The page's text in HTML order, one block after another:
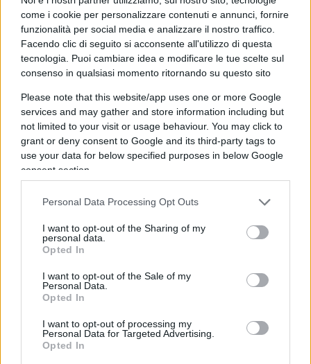
come i cookie per personalizzare contenuti e annunci, fornire
funzionalità per social media e analizzare il nostro traffico.
Facendo clic di seguito si acconsente all'utilizzo di questa
tecnologia. Puoi cambiare idea e modificare le tue scelte sul
consenso in qualsiasi momento ritornando su questo sito
Please note that this website/app uses one or more Google
services and may gather and store information including but
not limited to your visit or usage behaviour. You may click to
grant or deny consent to Google and its third-party tags to
use your data for below specified purposes in below Google
consent section.
Personal Data Processing Opt Outs
I want to opt-out of the Sharing of my
personal data.
Opted In
I want to opt-out of the Sale of my
Personal Data.
Opted In
I want to opt-out of processing my
Personal Data for Targeted Advertising.
Opted In
meno importanti e decisivi per la nostra storia.
Già, strano che leMurgia, i Saviano e tutta la
compagnia che vedono fascisti ovunque non
abbia sentito il bisogno di ricordare – sarebbe
che dal vero nazifascismo ci hanno liberato a
prezzo del loro sangue e senza il cui martirio non
ci sarebbe stato per l’Associazione partigiani
nessun 25 aprile da celebrare.
Strano, dicevamo, ma non troppo, perché il farlo,
quattro cose ancora oggi indicibili per la
sinistra.
La prima, senza l’America il blocco occidentale
ha lei alleato? Oggi diremo la loro odiata a NATO?
Oggi non avremo né libertà né democrazia.
Secondo, purtroppo la pace la si raggiunge